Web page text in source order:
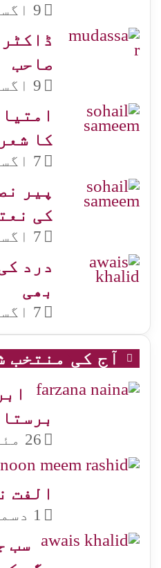
9 اگست, 2026
صاحب
9 اگست, 2026
کا
7 اگست, 2026
پیر
کی
7 اگست, 2026
درد
بھی
7 اگست, 2026
آج کی منتخب
26 مئی, 2020
الفت
1 دسمبر, 2019
سب